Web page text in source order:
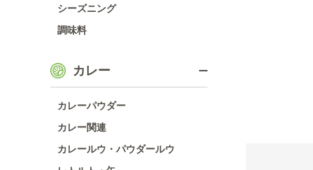
シーズニング
調味料
カレー
カレーパウダー
カレー関連
カレールウ・パウダールウ